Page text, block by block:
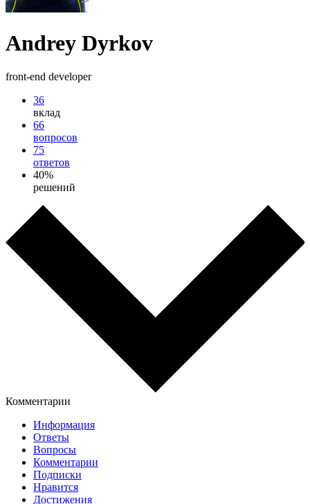
Andrey Dyrkov
front-end developer
36
вклад
66
вопросов
75
ответов
40%
решений
Комментарии
Информация
Ответы
Вопросы
Комментарии
Подписки
Нравится
Достижения